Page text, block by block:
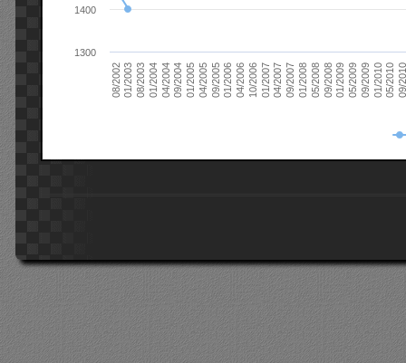
08/200201/200308/200301/200404/200409/200401/200504/200509/200501/200604/200610/200601/200704/200709/200701/200805/200809/200801/200905/200909/200901/201005/201009/
1300
1400